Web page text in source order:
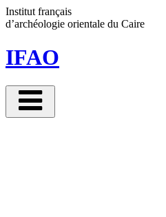
Institut français
d’archéologie orientale du Caire
IFAO
Panneau de gestion des cookies